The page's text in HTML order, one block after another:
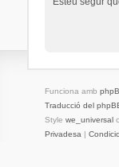
Funciona amb
Traducció del
Style we_universal
Privadesa |